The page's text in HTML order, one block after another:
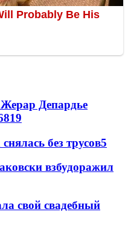
Депардье
819
без трусов5
взбудоражил
свой свадебный